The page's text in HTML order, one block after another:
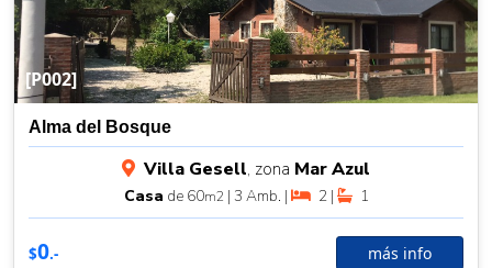
[P002]
Alma del Bosque
Villa Gesell, zona Mar Azul
Casa de 60m2 | 3 Amb. | 2 | 1
$0.- más info